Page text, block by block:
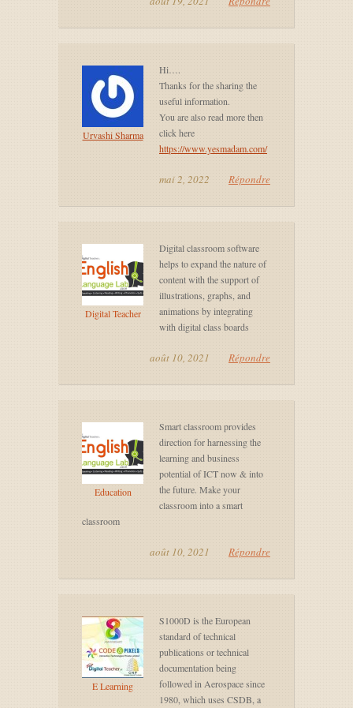
Urvashi Sharma
Hi….
Thanks for the sharing the
useful information.
You are also read more then
click here
https://www.yesmadam.com/
mai 2, 2022 Répondre
Digital Teacher
Digital classroom software
helps to expand the nature of
content with the support of
illustrations, graphs, and
animations by integrating
with digital class boards
août 10, 2021 Répondre
Education
Smart classroom provides
direction for harnessing the
learning and business
potential of ICT now & into
the future. Make your
classroom into a smart
classroom
août 10, 2021 Répondre
E Learning
S1000D is the European
standard of technical
publications or technical
documentation being
followed in Aerospace since
1980, which uses CSDB, a